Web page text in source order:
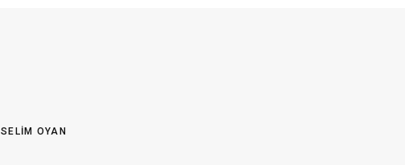
SELIM OYAN